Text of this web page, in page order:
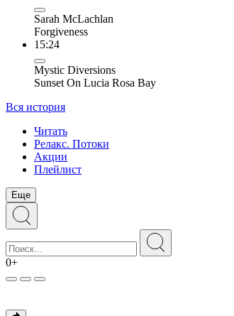
Sarah McLachlan
Forgiveness
15:24
Mystic Diversions
Sunset On Lucia Rosa Bay
Вся история
Читать
Релакс. Потоки
Акции
Плейлист
Еще
0+